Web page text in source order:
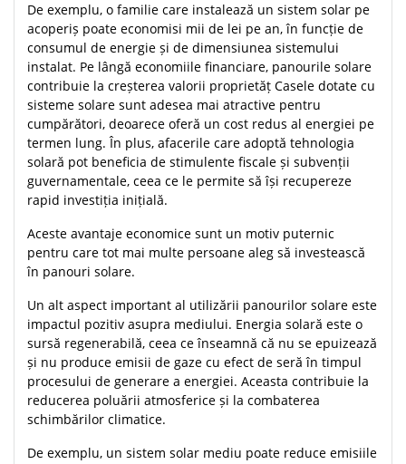
De exemplu, o familie care instalează un sistem solar pe
acoperiș poate economisi mii de lei pe an, în funcție de
consumul de energie și de dimensiunea sistemului
instalat. Pe lângă economiile financiare, panourile solare
contribuie la creșterea valorii proprietăț Casele dotate cu
sisteme solare sunt adesea mai atractive pentru
cumpărători, deoarece oferă un cost redus al energiei pe
termen lung. În plus, afacerile care adoptă tehnologia
solară pot beneficia de stimulente fiscale și subvenții
guvernamentale, ceea ce le permite să își recupereze
rapid investiția inițială.
Aceste avantaje economice sunt un motiv puternic
pentru care tot mai multe persoane aleg să investească
în panouri solare.
Un alt aspect important al utilizării panourilor solare este
impactul pozitiv asupra mediului. Energia solară este o
sursă regenerabilă, ceea ce înseamnă că nu se epuizează
și nu produce emisii de gaze cu efect de seră în timpul
procesului de generare a energiei. Aceasta contribuie la
reducerea poluării atmosferice și la combaterea
schimbărilor climatice.
De exemplu, un sistem solar mediu poate reduce emisiile